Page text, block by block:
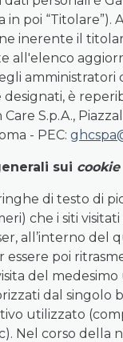
in poi
inerente il
all'elenco
amministratori
è
S.p.A.,
- PEC:
sui cookie
di testo di
che i siti
all’interno del
poi
del
dal singolo
utilizzato
Nel corso della